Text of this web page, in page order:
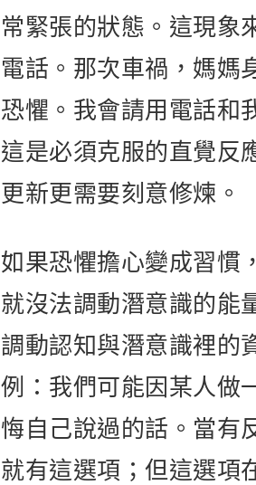
常緊張的狀態。這現象
電話。那次車禍，媽媽
恐懼。我會請用電話和
這是必須克服的直覺反
更新更需要刻意修煉。
如果恐懼擔心變成習慣
就沒法調動潛意識的能
調動認知與潛意識裡的
例：我們可能因某人做
悔自己說過的話。當有
就有這選項；但這選項